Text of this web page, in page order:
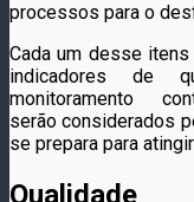
processos para o
Cada um desse
indicadores de
monitoramento
serão considerados
se prepara para
Qualidade